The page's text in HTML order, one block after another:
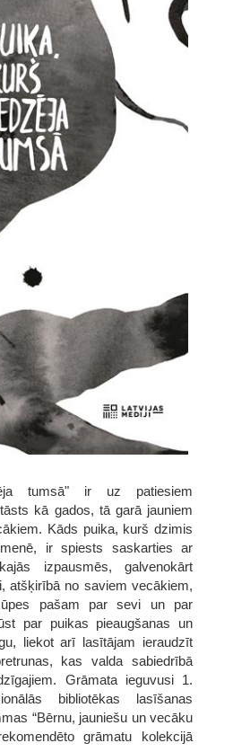
tumsā" ir uz patiesiem
kā gados, tā garā jauniem
Kāds puika, kurš dzimis
ir spiests saskarties ar
izpausmēs, galvenokārt
atšķirībā no saviem vecākiem,
pašam par sevi un par
par puikas pieaugšanas un
liekot arī lasītājam ieraudzīt
kas valda sabiedrībā
Grāmata ieguvusi 1.
bibliotēkas lasīšanas
“Bērnu, jauniešu un vecāku
grāmatu kolekcijā